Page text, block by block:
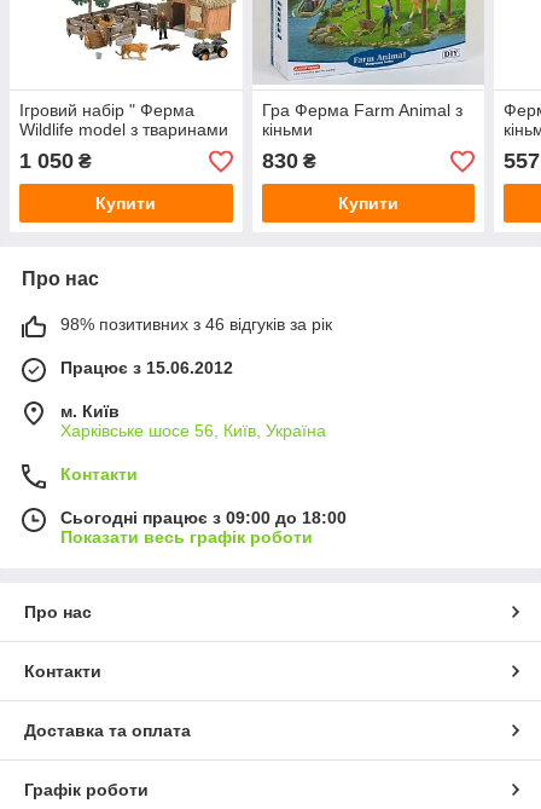
Ігровий набір " Ферма
Wildlife model з тваринами
1 050 ₴
Купити
Гра Ферма Farm Animal з
кіньми
830₴
Купити
557
Про нас
98% позитивних з 46 відгуків за рік
Працює з 15.06.2012
м. Київ
Харківське шосе 56, Київ, Україна
Контакти
Сьогодні працює з 09:00 до 18:00
Показати весь графік роботи
Про нас
Контакти
Доставка та оплата
Графік роботи